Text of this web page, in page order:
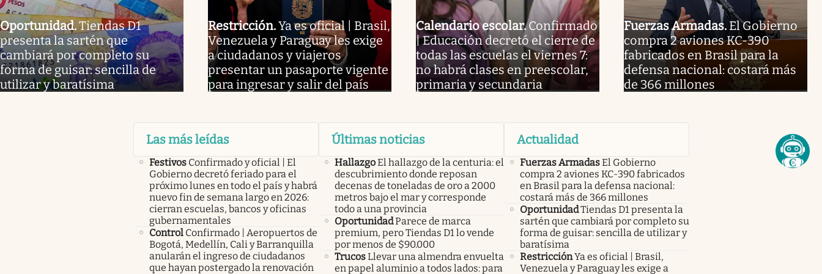
Oportunidad.Tiendas D1
presenta la sartén que
cambiará por completo su
forma de guisar: sencilla de
utilizar y baratísima
Restricción.Ya es oficial | Brasil,
Venezuela y Paraguay les exige
a ciudadanos y viajeros
presentar un pasaporte vigente
para ingresar y salir del país
Calendario escolar.Confirmado
| Educación decretó el cierre de
todas las escuelas el viernes 7:
no habrá clases en preescolar,
primaria y secundaria
Fuerzas Armadas. El Gobierno
compra 2 aviones KC-390
fabricados en Brasil para la
defensa nacional: costará más
de 366 millones
Las más leídas
Festivos Confirmado y oficial | El
Gobierno decretó feriado para el
próximo lunes en todo el país y habrá
nuevo fin de semana largo en 2026:
cierran escuelas, bancos y oficinas
gubernamentales
Control Confirmado | Aeropuertos de
Bogotá, Medellín, Cali y Barranquilla
anularán el ingreso de ciudadanos
que hayan postergado la renovación
Últimas noticias
HallazgoEl hallazgo de la centuria: el
descubrimiento donde reposan
decenas de toneladas de oro a 2000
metros bajo el mar y corresponde
todo a una provincia
OportunidadParece de marca
premium, pero Tiendas D1 lo vende
por menos de $90.000
TrucosLlevar una almendra envuelta
en papel aluminio a todos lados: para
Actualidad
Fuerzas ArmadasEl Gobierno
compra 2 aviones KC-390 fabricados
en Brasil para la defensa nacional:
costará más de 366 millones
OportunidadTiendas D1 presenta la
sartén que cambiará por completo su
forma de guisar: sencilla de utilizar y
baratísima
RestricciónYa es oficial | Brasil,
Venezuela y Paraguay les exige a